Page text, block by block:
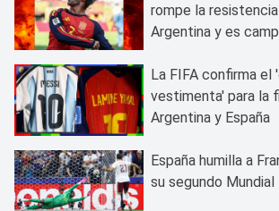
rompe la
Argentina y es
La FIFA confirma el
vestimenta' para la
Argentina y España
España humilla a
su segundo Mundial